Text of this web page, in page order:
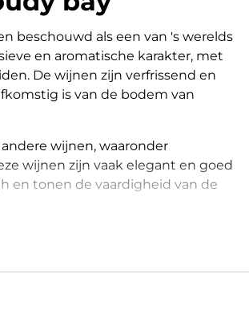
beschouwd als een van 's werelds
en aromatische karakter, met
De wijnen zijn verfrissend en
is van de bodem van
wijnen, waaronder
wijnen zijn vaak elegant en goed
en tonen de vaardigheid van de
fles, maar het wijnhuis heeft
van hun activiteiten op het